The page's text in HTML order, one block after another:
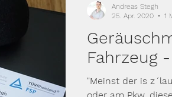
Fahrzeug
"Meinst der is
oder am Pkw,
Andreas Stegh
25. Apr. 2020
1